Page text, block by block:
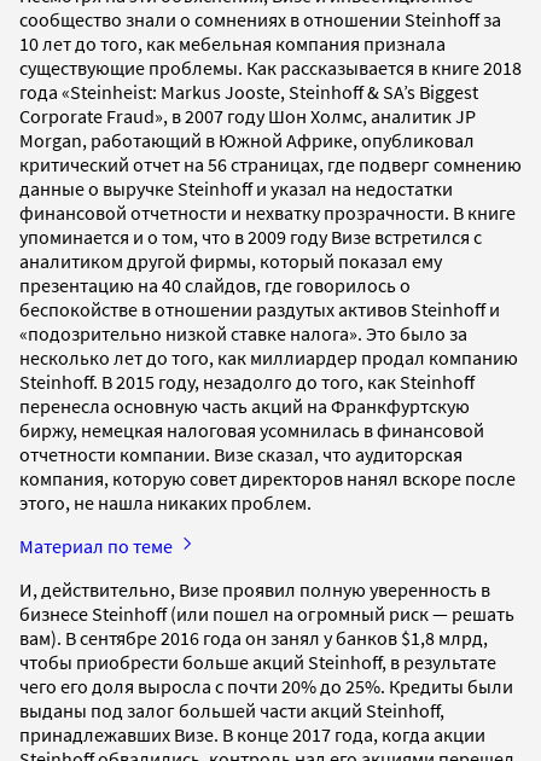
сообщество знали о сомнениях в отношении Steinhoff за
10 лет до того, как мебельная компания признала
существующие проблемы. Как рассказывается в книге 2018
года «Steinheist: Markus Jooste, Steinhoff & SA’s Biggest
Corporate Fraud», в 2007 году Шон Холмс, аналитик JP
Morgan, работающий в Южной Африке, опубликовал
критический отчет на 56 страницах, где подверг сомнению
данные о выручке Steinhoff и указал на недостатки
финансовой отчетности и нехватку прозрачности. В книге
упоминается и о том, что в 2009 году Визе встретился с
аналитиком другой фирмы, который показал ему
презентацию на 40 слайдов, где говорилось о
беспокойстве в отношении раздутых активов Steinhoff и
«подозрительно низкой ставке налога». Это было за
несколько лет до того, как миллиардер продал компанию
Steinhoff. В 2015 году, незадолго до того, как Steinhoff
перенесла основную часть акций на Франкфуртскую
биржу, немецкая налоговая усомнилась в финансовой
отчетности компании. Визе сказал, что аудиторская
компания, которую совет директоров нанял вскоре после
этого, не нашла никаких проблем.
Материал по теме
И, действительно, Визе проявил полную уверенность в
бизнесе Steinhoff (или пошел на огромный риск — решать
вам). В сентябре 2016 года он занял у банков $1,8 млрд,
чтобы приобрести больше акций Steinhoff, в результате
чего его доля выросла с почти 20% до 25%. Кредиты были
выданы под залог большей части акций Steinhoff,
принадлежавших Визе. В конце 2017 года, когда акции